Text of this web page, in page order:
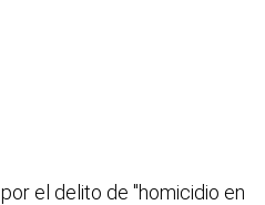
el delito de "homicidio en